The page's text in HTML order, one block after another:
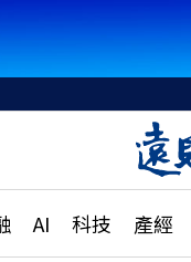
AI 科技 產經
國際
特